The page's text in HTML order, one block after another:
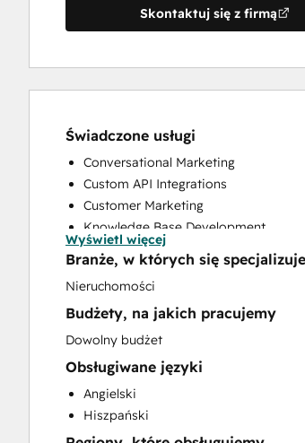
Skontaktuj się z firmą
Świadczone usługi
Conversational Marketing
Custom API Integrations
Customer Marketing
Knowledge Base Development
Programmable Automation
Sales and Marketing Alignment
Website Development
Wyświetl więcej
Branże, w których się
Nieruchomości
Budżety, na jakich pracujemy
Dowolny budżet
Obsługiwane języki
Angielski
Hiszpański